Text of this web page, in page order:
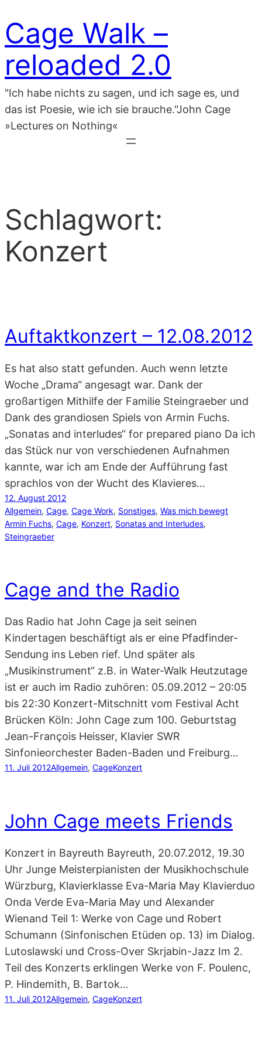
Inhalt
springen
Cage Walk –
reloaded 2.0
"Ich habe nichts zu sagen, und ich sage es, und
das ist Poesie, wie ich sie brauche."John Cage
»Lectures on Nothing«
Schlagwort:
Konzert
Auftaktkonzert – 12.08.2012
Es hat also statt gefunden. Auch wenn letzte
Woche „Drama“ angesagt war. Dank der
großartigen Mithilfe der Familie Steingraeber und
Dank des grandiosen Spiels von Armin Fuchs.
„Sonatas and interludes“ for prepared piano Da ich
das Stück nur von verschiedenen Aufnahmen
kannte, war ich am Ende der Aufführung fast
sprachlos von der Wucht des Klavieres…
12. August 2012
Allgemein, Cage, Cage Work, Sonstiges, Was mich bewegt
Armin Fuchs, Cage, Konzert, Sonatas and Interludes
Steingraeber
Cage and the Radio
Das Radio hat John Cage ja seit seinen
Kindertagen beschäftigt als er eine Pfadfinder-
Sendung ins Leben rief. Und später als
„Musikinstrument“ z.B. in Water-Walk Heutzutage
ist er auch im Radio zuhören: 05.09.2012 – 20:05
bis 22:30 Konzert-Mitschnitt vom Festival Acht
Brücken Köln: John Cage zum 100. Geburtstag
Jean-François Heisser, Klavier SWR
Sinfonieorchester Baden-Baden und Freiburg…
11. Juli 2012Allgemein, CageKonzert
John Cage meets Friends
Konzert in Bayreuth Bayreuth, 20.07.2012, 19.30
Uhr Junge Meisterpianisten der Musikhochschule
Würzburg, Klavierklasse Eva-Maria May Klavierduo
Onda Verde Eva-Maria May und Alexander
Wienand Teil 1: Werke von Cage und Robert
Schumann (Sinfonischen Etüden op. 13) im Dialog.
Lutoslawski und Cross-Over Skrjabin-Jazz Im 2.
Teil des Konzerts erklingen Werke von F. Poulenc,
P. Hindemith, B. Bartok…
11. Juli 2012Allgemein, CageKonzert